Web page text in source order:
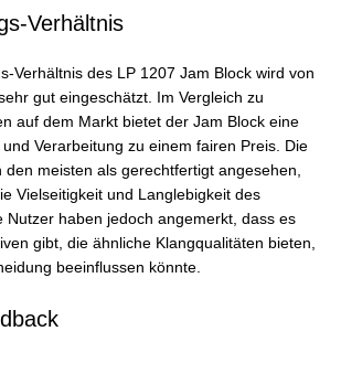
Verhältnis
Verhältnis des LP 1207 Jam Block wird von
gut eingeschätzt. Im Vergleich zu
auf dem Markt bietet der Jam Block eine
Verarbeitung zu einem fairen Preis. Die
den meisten als gerechtfertigt angesehen,
Vielseitigkeit und Langlebigkeit des
Nutzer haben jedoch angemerkt, dass es
gibt, die ähnliche Klangqualitäten bieten,
beeinflussen könnte.